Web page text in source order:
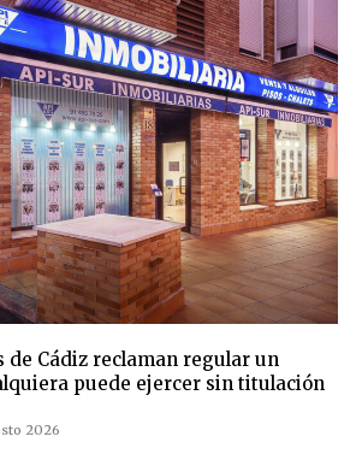
Cádiz reclaman regular un
puede ejercer sin titulación
2026